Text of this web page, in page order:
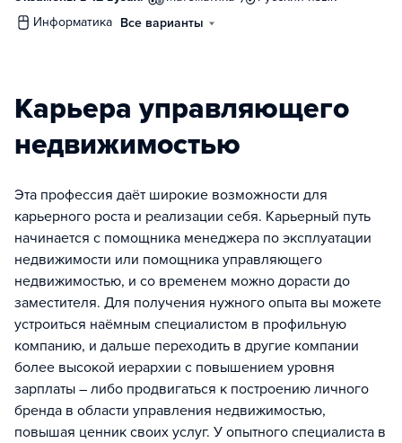
информатика Все варианты
Карьера управляющего
недвижимостью
Эта профессия даёт широкие возможности для
карьерного роста и реализации себя. Карьерный путь
начинается с помощника менеджера по эксплуатации
недвижимости или помощника управляющего
недвижимостью, и со временем можно дорасти до
заместителя. Для получения нужного опыта вы можете
устроиться наёмным специалистом в профильную
компанию, и дальше переходить в другие компании
более высокой иерархии с повышением уровня
зарплаты – либо продвигаться к построению личного
бренда в области управления недвижимостью,
повышая ценник своих услуг. У опытного специалиста в